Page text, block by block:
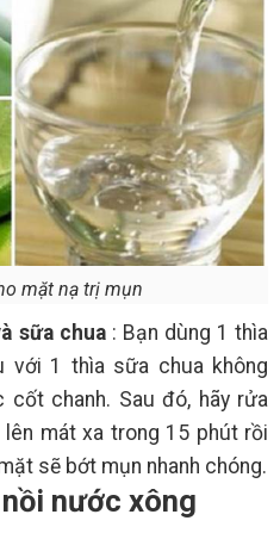
mặt nạ trị mụn
sữa chua: Bạn dùng 1 thìa
với 1 thìa sữa chua không
chanh. Sau đó, hãy rửa
mát xa trong 15 phút rồi
sẽ bớt mụn nhanh chóng.
nước xông